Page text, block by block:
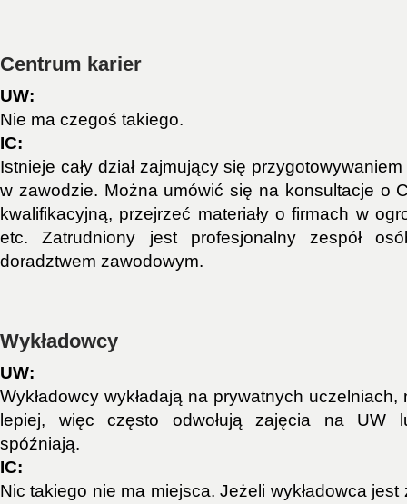
Centrum karier
UW:
Nie ma czegoś takiego.
IC:
Istnieje cały dział zajmujący się
w zawodzie. Można umówić się na konsultacje o
kwalifikacyjną, przejrzeć materiały o firmach w
etc. Zatrudniony jest profesjonalny zespół
doradztwem zawodowym.
Wykładowcy
UW:
Wykładowcy wykładają na prywatnych
lepiej, więc często odwołują zajęcia na UW
spóźniają.
IC:
Nic takiego nie ma miejsca. Jeżeli wykładowca